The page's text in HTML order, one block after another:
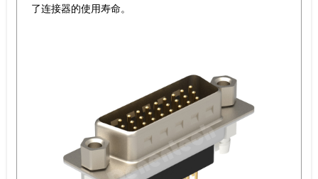
了连接器的使用寿命。